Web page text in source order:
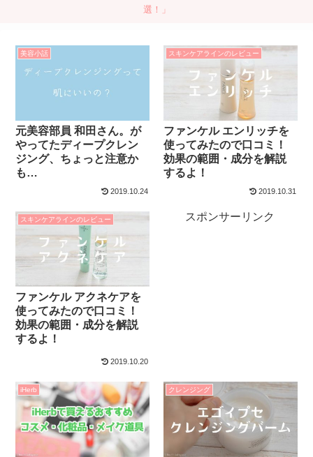
選！」
美容小話
元美容部員 和田さん。が
やってたディープクレン
ジング、ちょっと注意か
も…
2019.10.24
スキンケアラインのレビュー
ファンケル エンリッチを
使ってみたので口コミ！
効果の範囲・成分を解説
するよ！
2019.10.31
スキンケアラインのレビュー
ファンケル アクネケアを
使ってみたので口コミ！
効果の範囲・成分を解説
するよ！
2019.10.20
スポンサーリンク
iHerb クレンジング